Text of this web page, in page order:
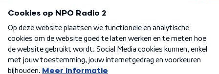
Algemene voorwaarden